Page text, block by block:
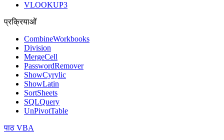
VLOOKUP3
प्रक्रियाओं
CombineWorkbooks
Division
MergeCell
PasswordRemover
ShowCyrylic
ShowLatin
SortSheets
SQLQuery
UnPivotTable
पाठ VBA